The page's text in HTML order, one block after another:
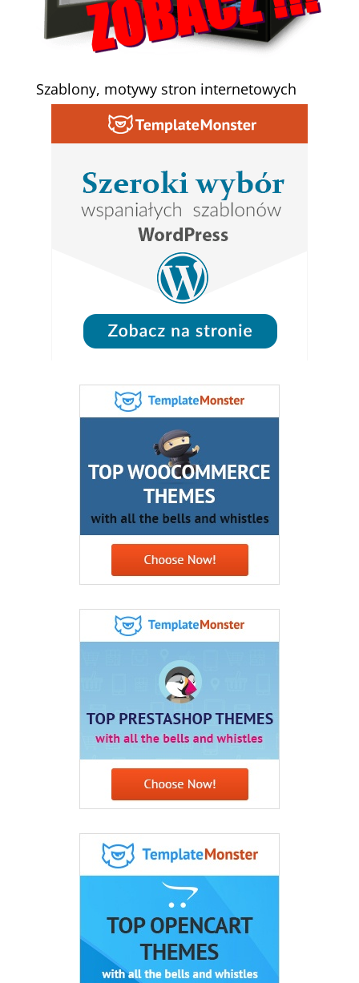
Szablony, motywy stron internetowych